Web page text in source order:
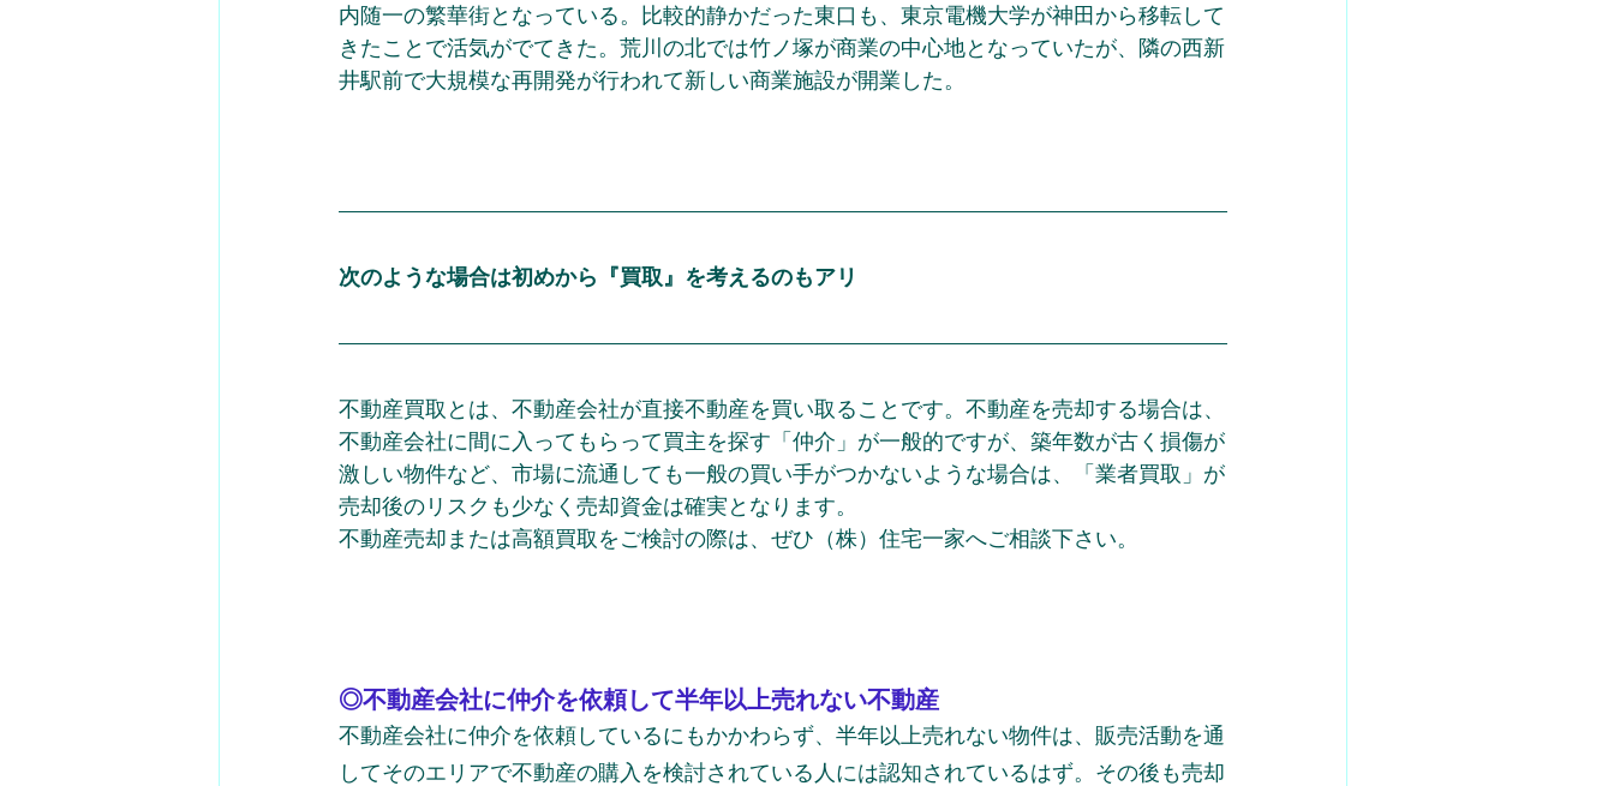
内随一の繁華街となっている。比較的静かだった東口も、東京電機大学が神田から移転して
きたことで活気がでてきた。荒川の北では竹ノ塚が商業の中心地となっていたが、隣の西新
井駅前で大規模な再開発が行われて新しい商業施設が開業した。
次のような場合は初めから『買取』を考えるのもアリ
不動産買取とは、不動産会社が直接不動産を買い取ることです。不動産を売却する場合は、
不動産会社に間に入ってもらって買主を探す「仲介」が一般的ですが、築年数が古く損傷が
激しい物件など、市場に流通しても一般の買い手がつかないような場合は、「業者買取」が
売却後のリスクも少なく売却資金は確実となります。
不動産売却または高額買取をご検討の際は、ぜひ（株）住宅一家へご相談下さい。
◎不動産会社に仲介を依頼して半年以上売れない不動産
不動産会社に仲介を依頼しているにもかかわらず、半年以上売れない物件は、販売活動を通
してそのエリアで不動産の購入を検討されている人には認知されているはず。その後も売却